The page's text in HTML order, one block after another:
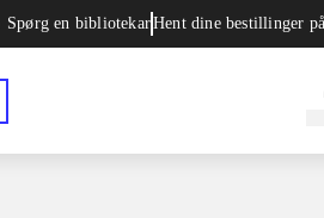
Spørg en bibliotekarHent dine bestillinger